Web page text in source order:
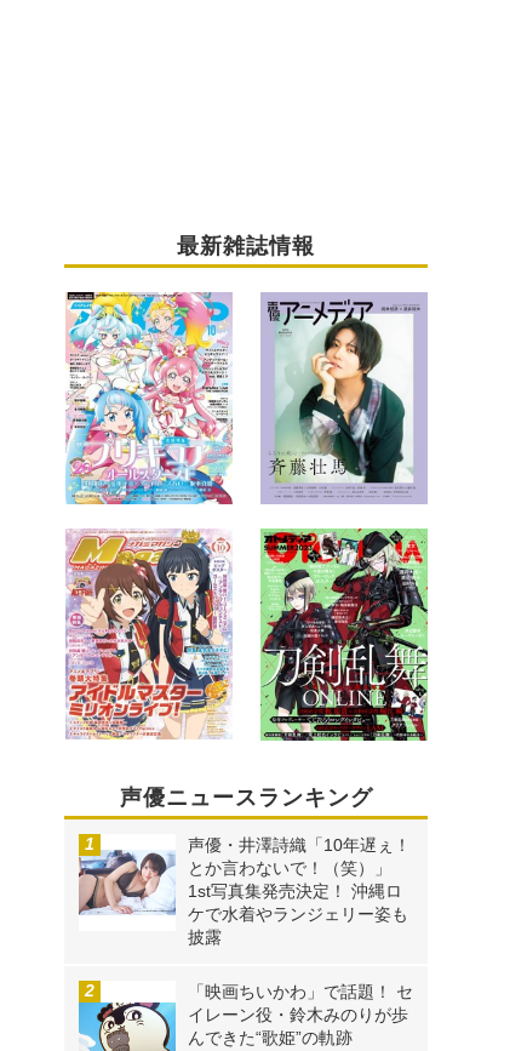
最新雑誌情報
声優ニュースランキング
声優・井澤詩織「10年遅ぇ！
とか言わないで！（笑）」
1st写真集発売決定！ 沖縄ロ
ケで水着やランジェリー姿も
披露
「映画ちいかわ」で話題！ セ
イレーン役・鈴木みのりが歩
んできた“歌姫”の軌跡